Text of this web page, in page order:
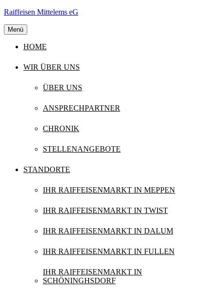
Skip
content
Raiffeisen Mittelems eG
Menü
HOME
WIR ÜBER UNS
ÜBER UNS
ANSPRECHPARTNER
CHRONIK
STELLENANGEBOTE
STANDORTE
IHR RAIFFEISENMARKT IN MEPPEN
IHR RAIFFEISENMARKT IN TWIST
IHR RAIFFEISENMARKT IN DALUM
IHR RAIFFEISENMARKT IN FULLEN
IHR RAIFFEISENMARKT IN
SCHÖNINGHSDORF